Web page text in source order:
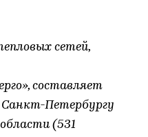
сетей,
составляет
Петербургу
(531